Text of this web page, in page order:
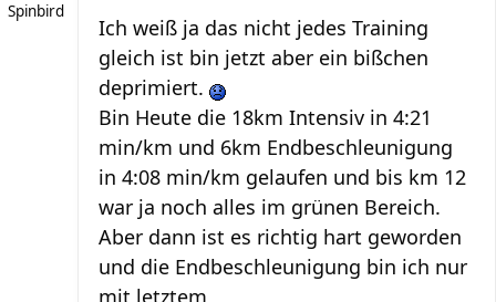
Spinbird
Ich weiß ja das nicht jedes Training
gleich ist bin jetzt aber ein bißchen
deprimiert.
Bin Heute die 18km Intensiv in 4:21
min/km und 6km Endbeschleunigung
in 4:08 min/km gelaufen und bis km 12
war ja noch alles im grünen Bereich.
Aber dann ist es richtig hart geworden
und die Endbeschleunigung bin ich nur
mit letztem